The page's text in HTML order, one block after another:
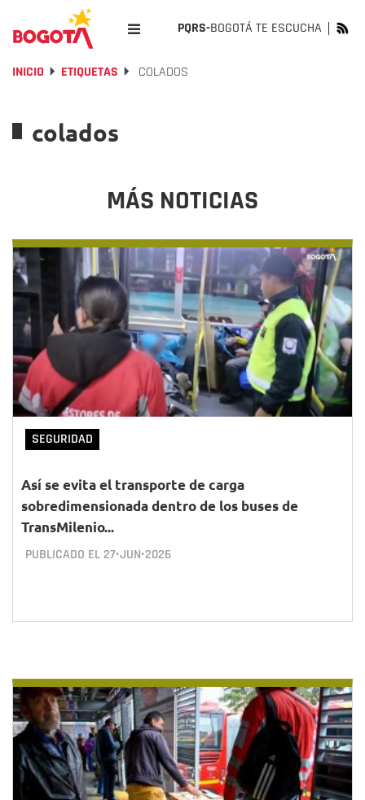
PQRS-BOGOTÁ TE ESCUCHA
INICIO ETIQUETAS COLADOS
colados
MÁS NOTICIAS
SEGURIDAD
Así se evita el transporte de carga
sobredimensionada dentro de los buses de
TransMilenio...
PUBLICADO EL 27•JUN•2026